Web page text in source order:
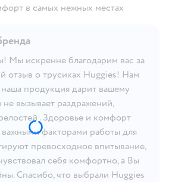
в самых нежных местах
Мы искренне благодарим вас за
отзыв о трусиках Huggies! Нам
наша продукция дарит вашему
вызывает раздражений,
. Здоровье и комфорт
факторами работы для
превосходное впитывание,
себя комфортно, а Вы
Спасибо, что выбрали Huggies